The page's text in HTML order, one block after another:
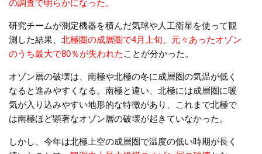
の調査で明らかになった。
研究チームが測定機器を積んだ気球や人工衛星を使って観
測した結果、 北極圏の成層圏で4月上旬、元々あったオゾン
のうち最大で80％が失われた ことが分かった。
オゾン層の破壊は、南極や北極の冬に成層圏の気温が低く
なると進みやすくなる。南極と違い、北極には成層圏に暖
気が入り込みやすい地形的な特徴があり、これまで北極で
は南極ほど顕著なオゾン層の破壊が起きていなかった。
しかし、今年は北極上空の成層圏で温度の低い時期が長く